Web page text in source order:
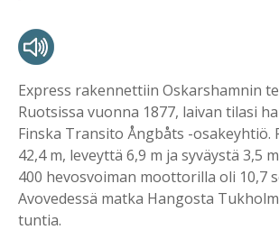
Express rakennettiin Oskarshamnin
Ruotsissa vuonna 1877, laivan tilasi
Finska Transito Ångbåts -osakeyhtiö.
42,4 m, leveyttä 6,9 m ja syväystä 3,5
400 hevosvoiman moottorilla oli 10,7
Avovedessä matka Hangosta
tuntia.